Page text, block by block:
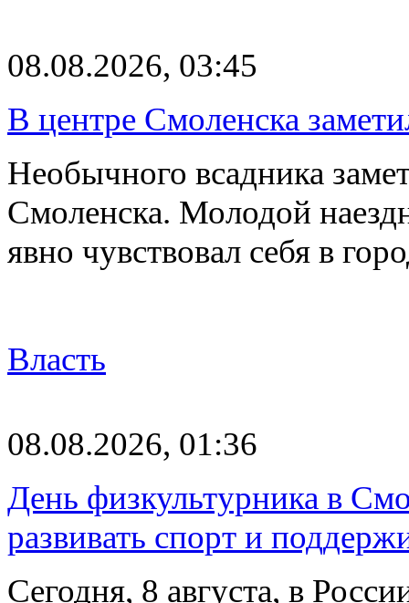
08.08.2026, 03:45
В центре Смоленска
Необычного всадника
Смоленска. Молодой
явно чувствовал себя в
Власть
08.08.2026, 01:36
День физкультурника в
развивать спорт и
Сегодня, 8 августа, в